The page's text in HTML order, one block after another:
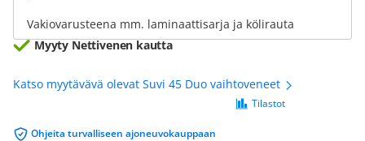
Vakiovarusteena mm. laminaattisarja ja kölirauta
Myyty Nettivenen kautta
Katso myytävävä olevat Suvi 45 Duo vaihtoveneet
Ohjeita turvalliseen ajoneuvokauppaan
Tilastot